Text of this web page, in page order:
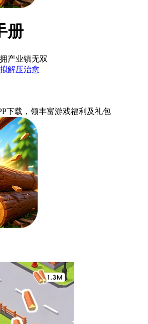
册
产业镇无双
解压治愈
下载 ，领丰富游戏福利 及礼包